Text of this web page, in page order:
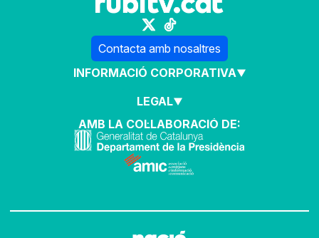
Contacta amb nosaltres
INFORMACIÓ CORPORATIVA
LEGAL
AMB LA COL·LABORACIÓ DE: